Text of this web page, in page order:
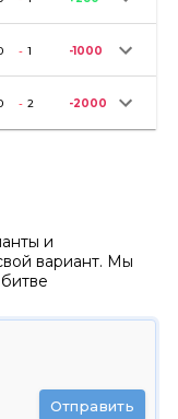
- 1 -1000
- 2 -2000
и
вариант. Мы
Отправить